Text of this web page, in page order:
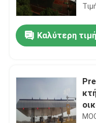
Καλύτερη τιμή